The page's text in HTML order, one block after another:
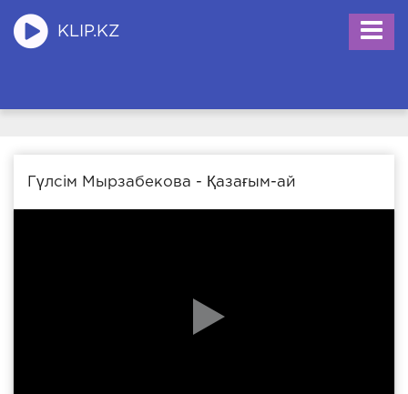
KLIP.KZ
Гүлсім Мырзабекова - Қазағым-ай